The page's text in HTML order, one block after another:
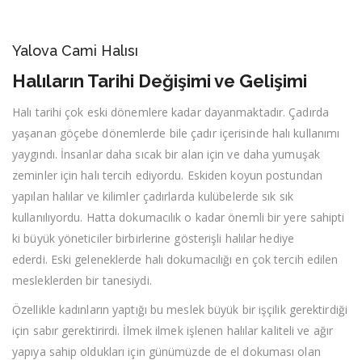
Yalova Cami Halısı
Halıların Tarihi Değişimi ve Gelişimi
Halı tarihi çok eski dönemlere kadar dayanmaktadır. Çadırda
yaşanan göçebe dönemlerde bile çadır içerisinde halı kullanımı
yaygındı. İnsanlar daha sıcak bir alan için ve daha yumuşak
zeminler için halı tercih ediyordu. Eskiden koyun postundan
yapılan halılar ve kilimler çadırlarda kulübelerde sık sık
kullanılıyordu. Hatta dokumacılık o kadar önemli bir yere sahipti
ki büyük yöneticiler birbirlerine gösterişli halılar hediye
ederdi. Eski geleneklerde halı dokumacılığı en çok tercih edilen
mesleklerden bir tanesiydi.
Özellikle kadınların yaptığı bu meslek büyük bir işçilik gerektirdiği
için sabır gerektirirdi. İlmek ilmek işlenen halılar kaliteli ve ağır
yapıya sahip oldukları için günümüzde de el dokuması olan